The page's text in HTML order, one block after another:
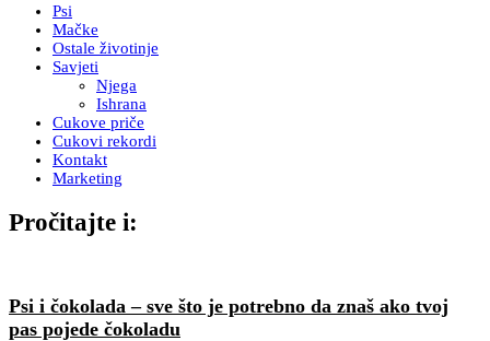
Psi
Mačke
Ostale životinje
Savjeti
Njega
Ishrana
Cukove priče
Cukovi rekordi
Kontakt
Marketing
Pročitajte i:
Psi i čokolada – sve što je potrebno da znaš ako tvoj
pas pojede čokoladu